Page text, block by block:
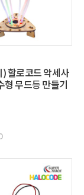
할로코드 악세사
형 무드등 만들기